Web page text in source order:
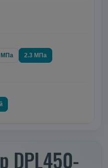
МПа 2.3 МПа
DPL450-